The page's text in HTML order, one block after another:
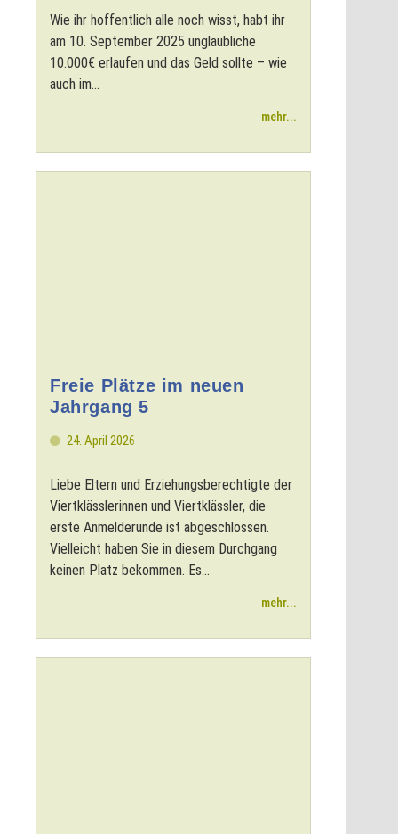
Wie ihr hoffentlich alle noch wisst, habt ihr
am 10. September 2025 unglaubliche
10.000€ erlaufen und das Geld sollte – wie
auch im...
mehr...
Freie Plätze im neuen
Jahrgang 5
24. April 2026
Liebe Eltern und Erziehungsberechtigte der
Viertklässlerinnen und Viertklässler, die
erste Anmelderunde ist abgeschlossen.
Vielleicht haben Sie in diesem Durchgang
keinen Platz bekommen. Es...
mehr...